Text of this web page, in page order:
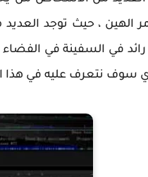
الهين ، حيث توجد
في السفينة في الفضاء
سوف نتعرف عليه في هذا